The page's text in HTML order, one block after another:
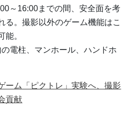
～16:00までの間、安全面を考
る。撮影以外のゲーム機能はこ
能。
電柱、マンホール、ハンドホ
ーム「ピクトレ」実験へ、撮影
貢献